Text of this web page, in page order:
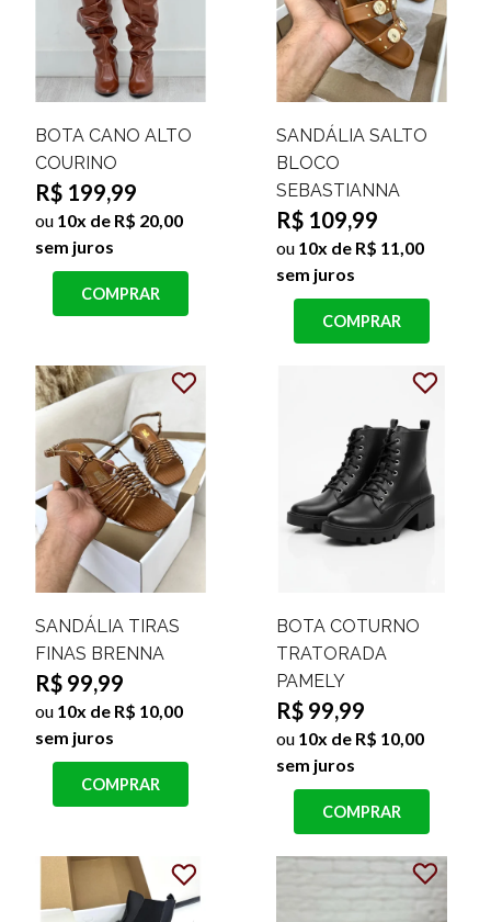
BOTA CANO ALTO
COURINO
R$ 199,99
ou 10x de R$ 20,00
sem juros
COMPRAR
SANDÁLIA SALTO
BLOCO
SEBASTIANNA
R$ 109,99
ou 10x de R$ 11,00
sem juros
COMPRAR
SANDÁLIA TIRAS
FINAS BRENNA
R$ 99,99
ou 10x de R$ 10,00
sem juros
COMPRAR
BOTA COTURNO
TRATORADA
PAMELY
R$ 99,99
ou 10x de R$ 10,00
sem juros
COMPRAR